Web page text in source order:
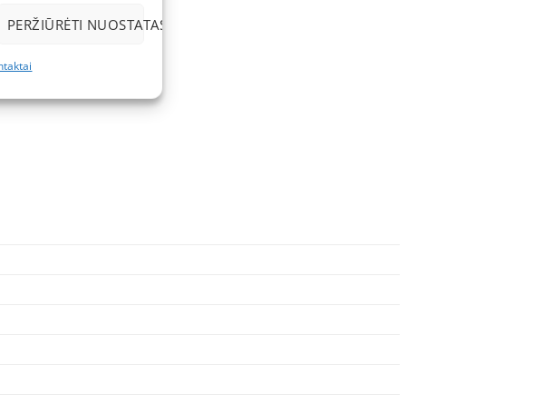
PERŽIŪRĖTI NUOSTATAS